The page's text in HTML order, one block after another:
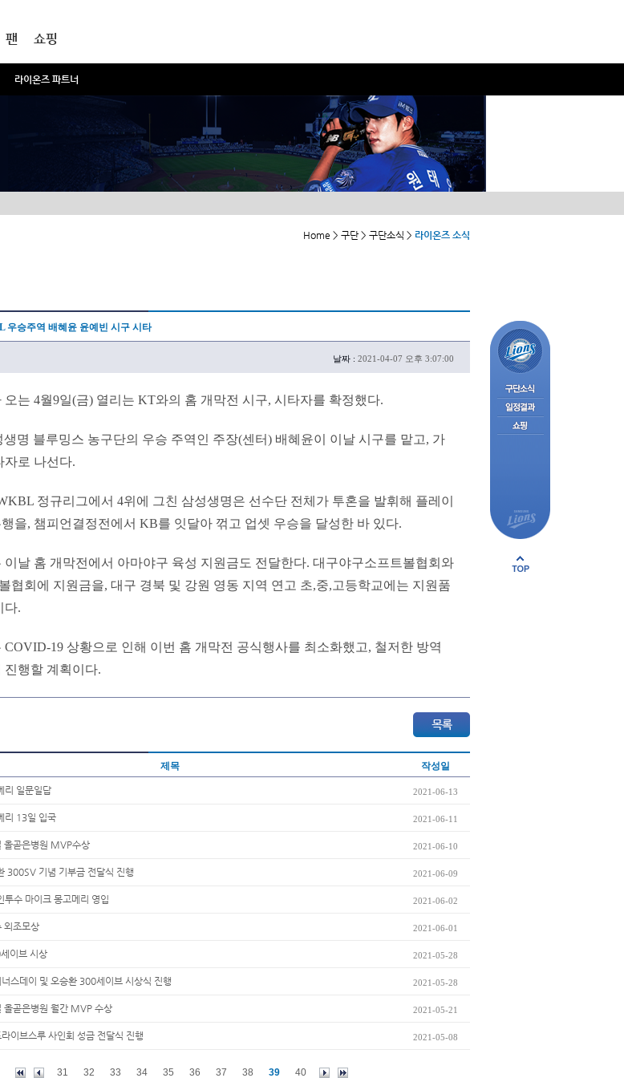
라이온즈 파트너
팬 쇼핑
Home > 구단 > 구단소식 > 라이온즈 소식
우승주역 배혜윤 윤예빈 시구 시타
날짜 : 2021-04-07 오후 3:07:00
오는 4월9일(금) 열리는 KT와의 홈 개막전 시구, 시타자를 확정했다.
명 블루밍스 농구단의 우승 주역인 주장(센터) 배혜윤이 이날 시구를 맡고, 가
자로 나선다.
정규리그에서 4위에 그친 삼성생명은 선수단 전체가 투혼을 발휘해 플레이
을, 챔피언결정전에서 KB를 잇달아 꺾고 업셋 우승을 달성한 바 있다.
이날 홈 개막전에서 아마야구 육성 지원금도 전달한다. 대구야구소프트볼협회와
협회에 지원금을, 대구 경북 및 강원 영동 지역 연고 초,중,고등학교에는 지원품
다.
COVID-19 상황으로 인해 이번 홈 개막전 공식행사를 최소화했고, 철저한 방역
진행할 계획이다.
제목 작성일
리 일문일답 2021-06-13
리 13일 입국 2021-06-11
올곧은병원 MVP수상 2021-06-10
300SV 기념 기부금 전달식 진행 2021-06-09
투수 마이크 몽고메리 영입 2021-06-02
외조모상 2021-06-01
이브 시상 2021-05-28
스데이 및 오승환 300세이브 시상식 진행 2021-05-28
올곧은병원 월간 MVP 수상 2021-05-21
이브스루 사인회 성금 전달식 진행 2021-05-08
31 32 33 34 35 36 37 38 39 40